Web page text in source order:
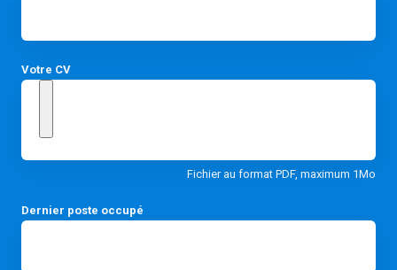
Votre CV
Fichier au format PDF, maximum 1Mo
Dernier poste occupé